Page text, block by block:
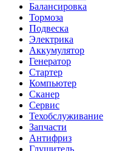
Балансировка
Тормоза
Подвеска
Электрика
Аккумулятор
Генератор
Стартер
Компьютер
Сканер
Сервис
Техобслуживание
Запчасти
Антифриз